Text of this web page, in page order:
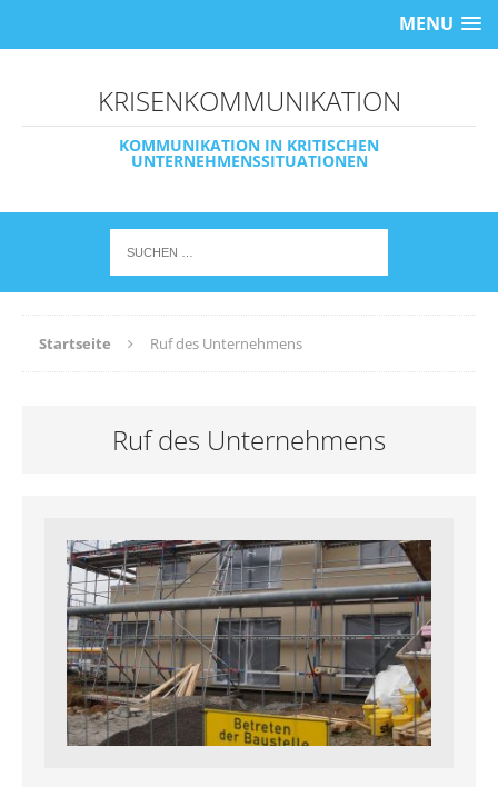
MENU
KRISENKOMMUNIKATION
KOMMUNIKATION IN KRITISCHEN
UNTERNEHMENSSITUATIONEN
Startseite Ruf des Unternehmens
Ruf des Unternehmens